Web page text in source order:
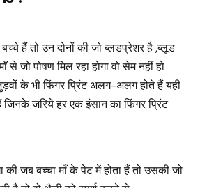
हैं तो उन दोनों की जो ब्लडप्रेशर है ,ब्लूड
जो पोषण मिल रहा होगा वो सेम नहीं हो
के भी फिंगर प्रिंट अलग-अलग होते हैं यही
जरिये हर एक इंसान का फिंगर प्रिंट
की जब बच्चा माँ के पेट में होता हैं तो उसकी जो